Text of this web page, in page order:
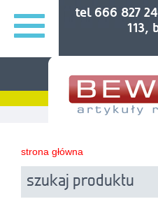
tel 666 827
113,
strona główna